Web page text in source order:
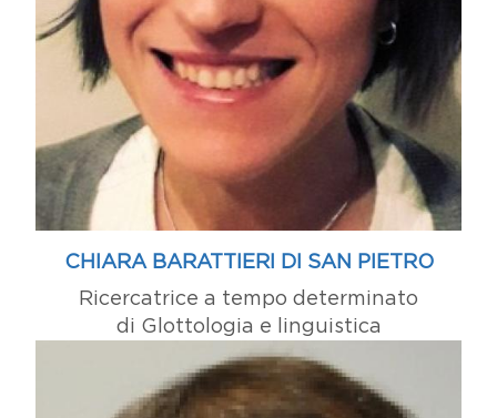
CHIARA BARATTIERI DI SAN PIETRO
Ricercatrice a tempo determinato
di Glottologia e linguistica